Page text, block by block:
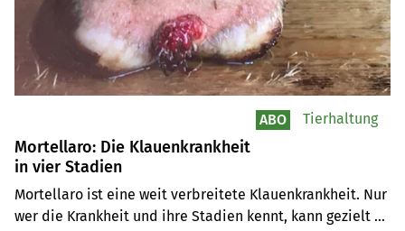
Mortellaro: Die Klauenkrankheit
in vier Stadien
Mortellaro ist eine weit verbreitete Klauenkrankheit. Nur
wer die Krankheit und ihre Stadien kennt, kann gezielt
ABO Tierhaltung